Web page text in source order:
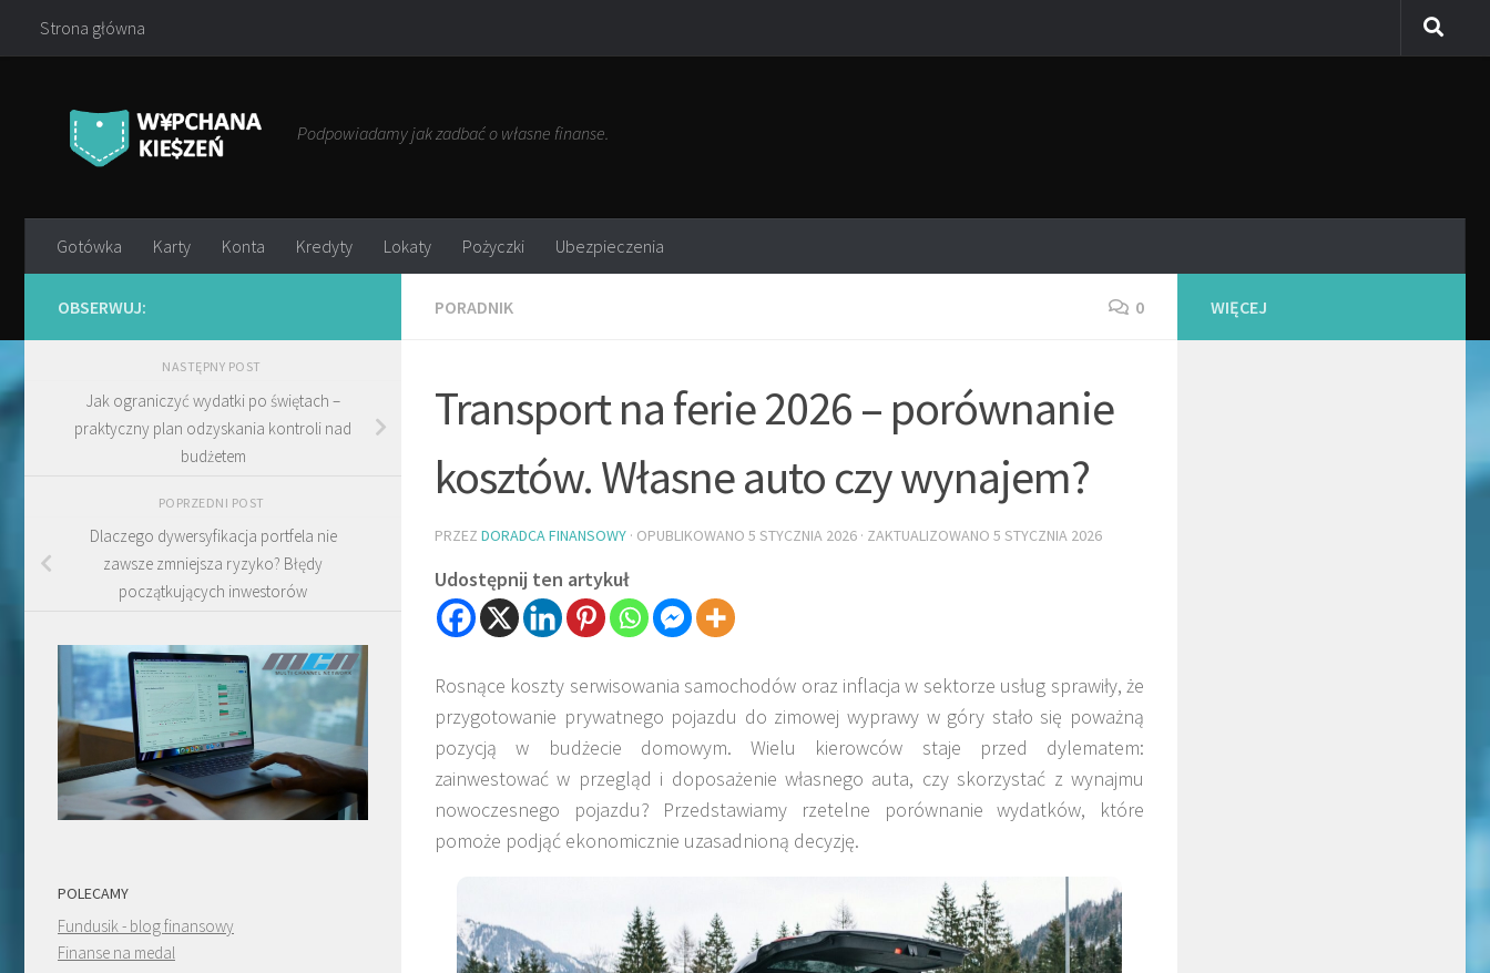
Przejdź do treści
Strona główna
Podpowiadamy jak zadbać o własne finanse.
Gotówka Karty Konta Kredyty Lokaty Pożyczki Ubezpieczenia
PORADNIK 0
Transport na ferie 2026 – porównanie
kosztów. Własne auto czy wynajem?
PRZEZ DORADCA FINANSOWY · OPUBLIKOWANO 5 STYCZNIA 2026 · ZAKTUALIZOWANO 5 STYCZNIA 2026
Udostępnij ten artykuł
Rosnące koszty serwisowania samochodów oraz inflacja w sektorze usług sprawiły, że
przygotowanie prywatnego pojazdu do zimowej wyprawy w góry stało się poważną
pozycją w budżecie domowym. Wielu kierowców staje przed dylematem:
zainwestować w przegląd i doposażenie własnego auta, czy skorzystać z wynajmu
nowoczesnego pojazdu? Przedstawiamy rzetelne porównanie wydatków, które
pomoże podjąć ekonomicznie uzasadnioną decyzję.
OBSERWUJ:
NASTĘPNY POST
Jak ograniczyć wydatki po świętach –
praktyczny plan odzyskania kontroli nad
budżetem
POPRZEDNI POST
Dlaczego dywersyfikacja portfela nie
zawsze zmniejsza ryzyko? Błędy
początkujących inwestorów
POLECAMY
Fundusik - blog finansowy
Finanse na medal
WIĘCEJ